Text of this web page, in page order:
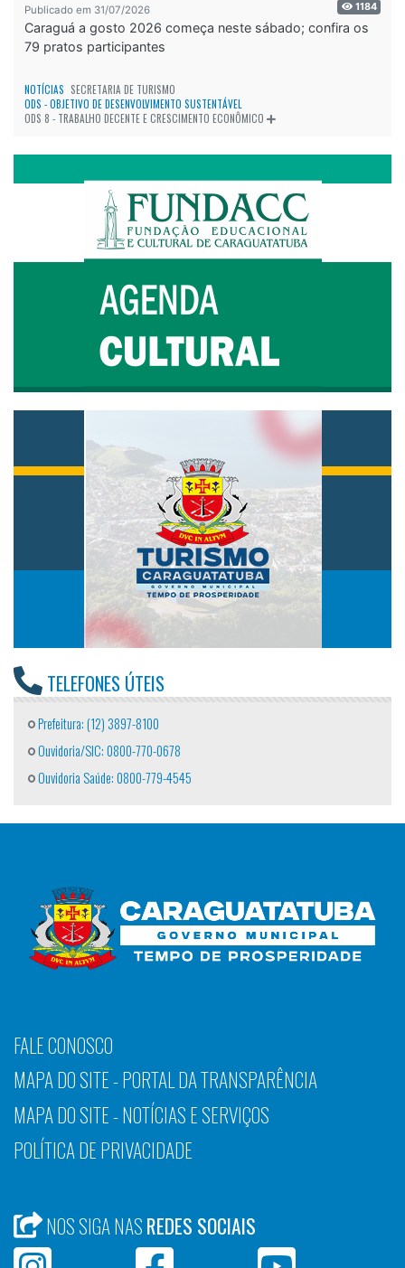
Publicado em 31/07/2026 1184
Caraguá a gosto 2026 começa neste sábado; confira os
79 pratos participantes
NOTÍCIAS SECRETARIA DE TURISMO
ODS - OBJETIVO DE DESENVOLVIMENTO SUSTENTÁVEL
ODS 8 - TRABALHO DECENTE E CRESCIMENTO ECONÔMICO
TELEFONES ÚTEIS
Prefeitura: (12) 3897-8100
Ouvidoria/SIC: 0800-770-0678
Ouvidoria Saúde: 0800-779-4545
FALE CONOSCO
MAPA DO SITE - PORTAL DA TRANSPARÊNCIA
MAPA DO SITE - NOTÍCIAS E SERVIÇOS
POLÍTICA DE PRIVACIDADE
NOS SIGA NASREDES SOCIAIS